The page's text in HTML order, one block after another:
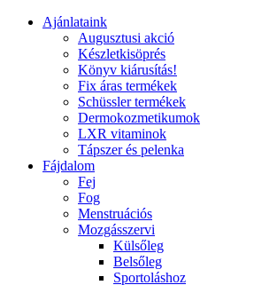
Ajánlataink
Augusztusi akció
Készletkisöprés
Könyv kiárusítás!
Fix áras termékek
Schüssler termékek
Dermokozmetikumok
LXR vitaminok
Tápszer és pelenka
Fájdalom
Fej
Fog
Menstruációs
Mozgásszervi
Külsőleg
Belsőleg
Sportoláshoz